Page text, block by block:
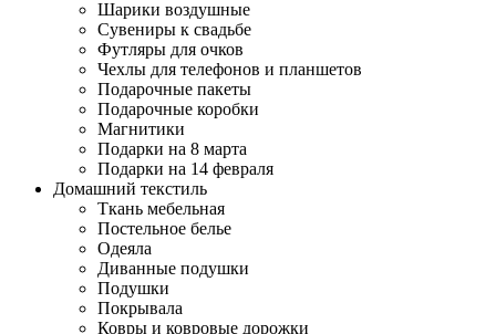
Шарики воздушные
Сувениры к свадьбе
Футляры для очков
Чехлы для телефонов и планшетов
Подарочные пакеты
Подарочные коробки
Магнитики
Подарки на 8 марта
Подарки на 14 февраля
Домашний текстиль
Ткань мебельная
Постельное белье
Одеяла
Диванные подушки
Подушки
Покрывала
Ковры и ковровые дорожки